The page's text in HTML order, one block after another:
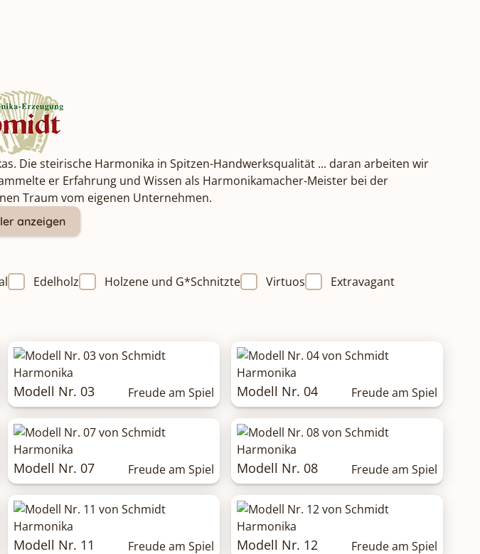
Die steirische Harmonika in Spitzen-Handwerksqualität ... daran arbeiten wir
er Erfahrung und Wissen als Harmonikamacher-Meister bei der
Traum vom eigenen Unternehmen.
anzeigen
Edelholz Holzene und G*Schnitzte Virtuos
Extravagant
Modell Nr. 03 Freude am Spiel Modell Nr. 04 Freude am Spiel
Modell Nr. 07 Freude am Spiel Modell Nr. 08 Freude am Spiel
Modell Nr. 11 Freude am Spiel Modell Nr. 12 Freude am Spiel